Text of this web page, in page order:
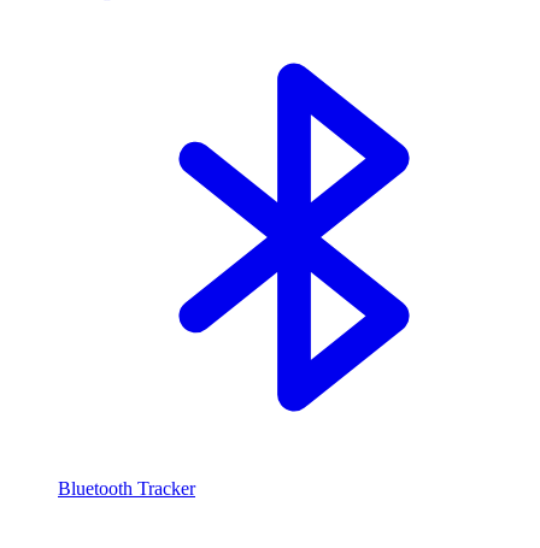
Bluetooth Tracker